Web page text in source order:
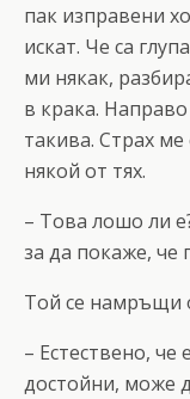
пак изправени
искат. Че са
ми някак,
в крака.
такива. Страх
някой от тях.
– Това лошо ли
за да покаже, че
Той се намръщи
– Естествено,
достойни, може